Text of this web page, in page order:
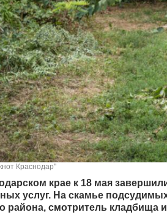
Краснодар"
крае к 18 мая
услуг. На скамье
района, смотритель кладбища